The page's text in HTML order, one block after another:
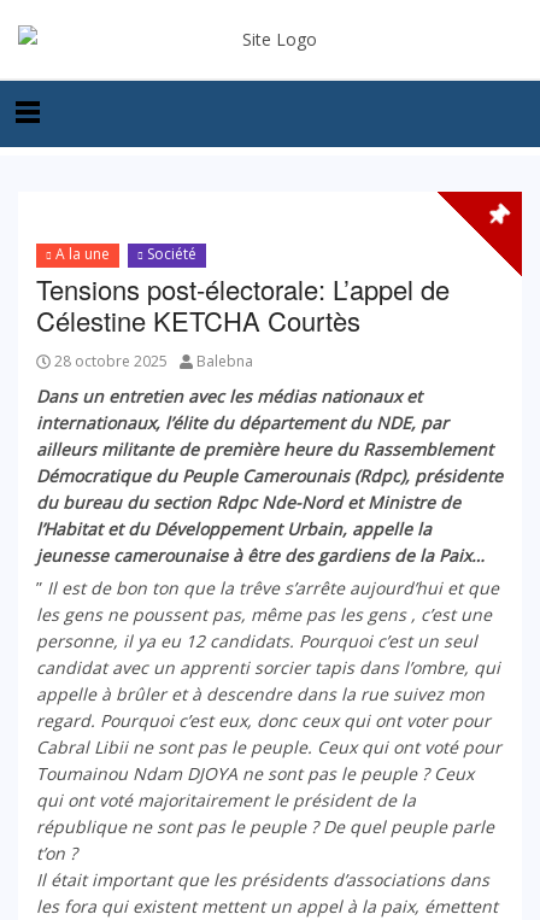
A la une Société
Tensions post-électorale: L’appel de
Célestine KETCHA Courtès
28 octobre 2025 Balebna
Dans un entretien avec les médias nationaux et
internationaux, l’élite du département du NDE, par
ailleurs militante de première heure du Rassemblement
Démocratique du Peuple Camerounais (Rdpc), présidente
du bureau du section Rdpc Nde-Nord et Ministre de
l’Habitat et du Développement Urbain, appelle la
jeunesse camerounaise à être des gardiens de la Paix…
” Il est de bon ton que la trêve s’arrête aujourd’hui et que
les gens ne poussent pas, même pas les gens , c’est une
personne, il ya eu 12 candidats. Pourquoi c’est un seul
candidat avec un apprenti sorcier tapis dans l’ombre, qui
appelle à brûler et à descendre dans la rue suivez mon
regard. Pourquoi c’est eux, donc ceux qui ont voter pour
Cabral Libii ne sont pas le peuple. Ceux qui ont voté pour
Toumainou Ndam DJOYA ne sont pas le peuple ? Ceux
qui ont voté majoritairement le président de la
république ne sont pas le peuple ? De quel peuple parle
t’on ?
Il était important que les présidents d’associations dans
les fora qui existent mettent un appel à la paix, émettent